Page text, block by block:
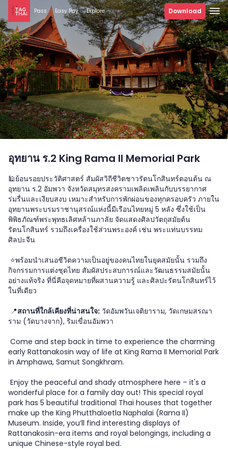
Pass Easy Pay Explore Download
อุทยาน ร.2 King Rama II Memorial Park
🕌ย้อนรอยประวัติศาสตร์ สัมผัสวิถีชีวิตชาวรัตนโกสินทร์ตอนต้น ณ
อุทยาน ร.2 อัมพวา จังหวัดสมุทรสงครามเพลิดเพลินกับบรรยากาศ
ร่มรื่นและเงียบสงบ เหมาะสำหรับการพักผ่อนของทุกครอบครัว ภายใน
อุทยานพระบรมราชานุสรณ์แห่งนี้มีเรือนไทยหมู่ 5 หลัง ซึ่งใช้เป็น
พิพิธภัณฑ์พระพุทธเลิศหล้านภาลัย จัดแสดงศิลปวัตถุสมัยต้น
รัตนโกสินทร์ รวมถึงเครื่องใช้ส่วนพระองค์ เช่น พระแท่นบรรทม
ศิลปะจีน
⭐️พร้อมนำเสนอชีวิตความเป็นอยู่ของคนไทยในยุคสมัยนั้น รวมถึง
กิจกรรมการแต่งชุดไทย สัมผัสประสบการณ์และวัฒนธรรมสมัยนั้น
อย่างแท้จริง ที่นี่คือจุดหมายที่ผสานความรู้ และศิลปะรัตนโกสินทร์ไว้
ในที่เดียว
📍สถานที่ใกล้เคียงที่น่าสนใจ: วัดอัมพวันเจติยาราม, วัดเกษมสรณา
ราม (วัดบางจาก), ริมเขื่อนอัมพวา
Come and step back in time to experience the charming
early Rattanakosin way of life at King Rama II Memorial Park
in Amphawa, Samut Songkhram.
Enjoy the peaceful and shady atmosphere here – it's a
wonderful place for a family day out! This special royal
park has 5 beautiful traditional Thai houses that together
make up the King Phutthaloetla Naphalai (Rama II)
Museum. Inside, you’ll find interesting displays of
Rattanakosin-era items and royal belongings, including a
unique Chinese-style royal bed.